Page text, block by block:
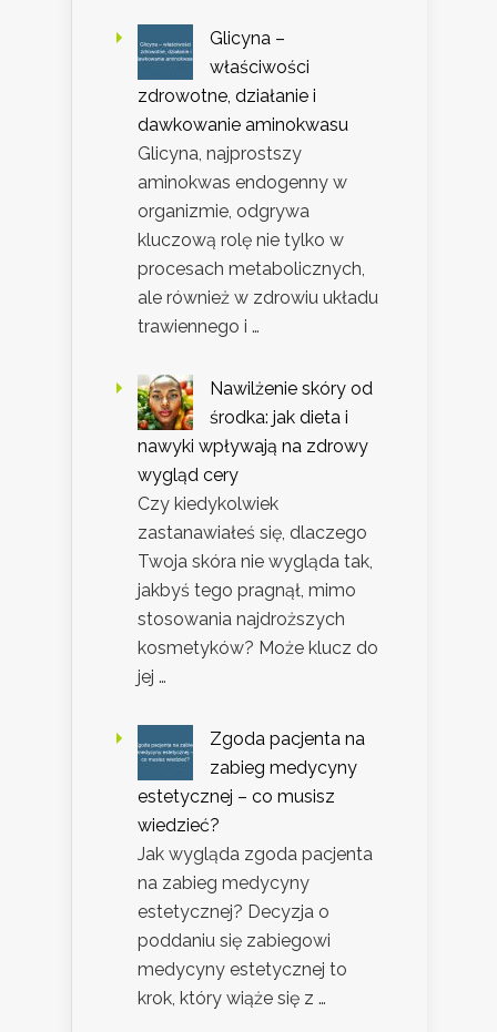
Glicyna –
właściwości
zdrowotne, działanie i
dawkowanie aminokwasu
Glicyna, najprostszy
aminokwas endogenny w
organizmie, odgrywa
kluczową rolę nie tylko w
procesach metabolicznych,
ale również w zdrowiu układu
trawiennego i …
Nawilżenie skóry od
środka: jak dieta i
nawyki wpływają na zdrowy
wygląd cery
Czy kiedykolwiek
zastanawiałeś się, dlaczego
Twoja skóra nie wygląda tak,
jakbyś tego pragnął, mimo
stosowania najdroższych
kosmetyków? Może klucz do
jej …
Zgoda pacjenta na
zabieg medycyny
estetycznej – co musisz
wiedzieć?
Jak wygląda zgoda pacjenta
na zabieg medycyny
estetycznej? Decyzja o
poddaniu się zabiegowi
medycyny estetycznej to
krok, który wiąże się z …